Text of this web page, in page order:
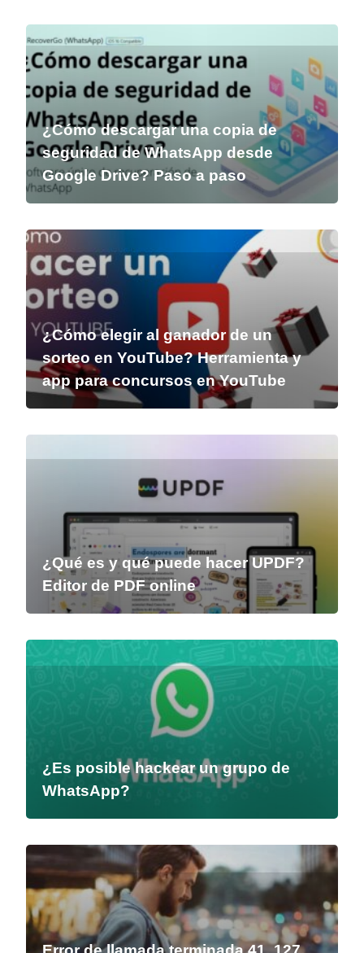
¿Cómo descargar una copia de
seguridad de WhatsApp desde
Google Drive? Paso a paso
¿Cómo elegir al ganador de un
sorteo en YouTube? Herramienta y
app para concursos en YouTube
¿Qué es y qué puede hacer UPDF?
Editor de PDF online
¿Es posible hackear un grupo de
WhatsApp?